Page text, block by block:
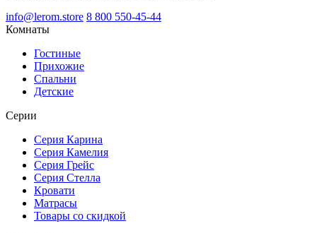
info@lerom.store 8 800 550-45-44
Комнаты
Гостиные
Прихожие
Спальни
Детские
Серии
Серия Карина
Серия Камелия
Серия Грейс
Серия Стелла
Кровати
Матрасы
Товары со скидкой